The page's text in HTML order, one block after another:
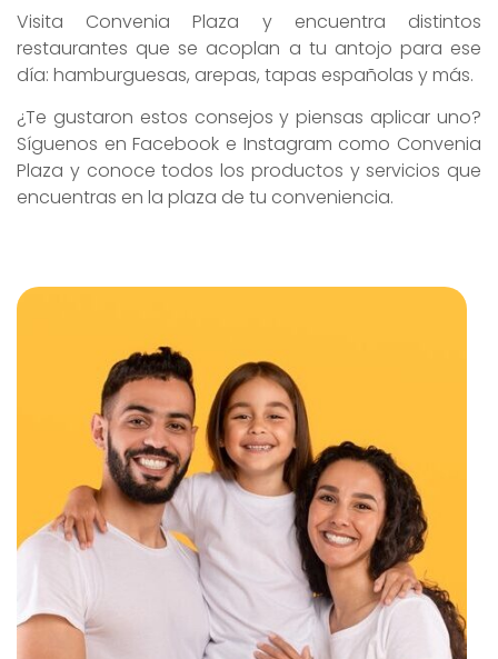
Visita Convenia Plaza y encuentra distintos
restaurantes que se acoplan a tu antojo para ese
día: hamburguesas, arepas, tapas españolas y más.
¿Te gustaron estos consejos y piensas aplicar uno?
Síguenos en Facebook e Instagram como Convenia
Plaza y conoce todos los productos y servicios que
encuentras en la plaza de tu conveniencia.